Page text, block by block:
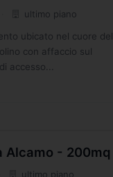
ultimo piano
ubicato nel cuore del
con affaccio sul
accesso...
Alcamo - 200mq
ultimo piano